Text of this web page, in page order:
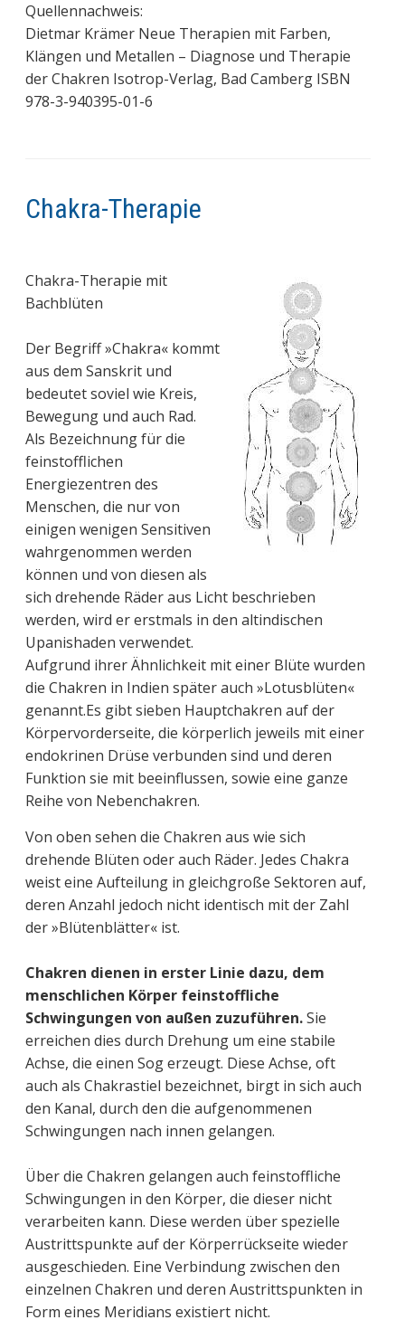
Quellennachweis:
Dietmar Krämer Neue Therapien mit Farben,
Klängen und Metallen – Diagnose und Therapie
der Chakren Isotrop-Verlag, Bad Camberg ISBN
978-3-940395-01-6
Chakra-Therapie
Chakra-Therapie mit
Bachblüten
Der Begriff »Chakra« kommt
aus dem Sanskrit und
bedeutet soviel wie Kreis,
Bewegung und auch Rad.
Als Bezeichnung für die
feinstofflichen
Energiezentren des
Menschen, die nur von
einigen wenigen Sensitiven
wahrgenommen werden
können und von diesen als
sich drehende Räder aus Licht beschrieben
werden, wird er erstmals in den altindischen
Upanishaden verwendet.
Aufgrund ihrer Ähnlichkeit mit einer Blüte wurden
die Chakren in Indien später auch »Lotusblüten«
genannt.Es gibt sieben Hauptchakren auf der
Körpervorderseite, die körperlich jeweils mit einer
endokrinen Drüse verbunden sind und deren
Funktion sie mit beeinflussen, sowie eine ganze
Reihe von Nebenchakren.
Von oben sehen die Chakren aus wie sich
drehende Blüten oder auch Räder. Jedes Chakra
weist eine Aufteilung in gleichgroße Sektoren auf,
deren Anzahl jedoch nicht identisch mit der Zahl
der »Blütenblätter« ist.
Chakren dienen in erster Linie dazu, dem
menschlichen Körper feinstoffliche
Schwingungen von außen zuzuführen.Sie
erreichen dies durch Drehung um eine stabile
Achse, die einen Sog erzeugt. Diese Achse, oft
auch als Chakrastiel bezeichnet, birgt in sich auch
den Kanal, durch den die aufgenommenen
Schwingungen nach innen gelangen.
Über die Chakren gelangen auch feinstoffliche
Schwingungen in den Körper, die dieser nicht
verarbeiten kann. Diese werden über spezielle
Austrittspunkte auf der Körperrückseite wieder
ausgeschieden. Eine Verbindung zwischen den
einzelnen Chakren und deren Austrittspunkten in
Form eines Meridians existiert nicht.